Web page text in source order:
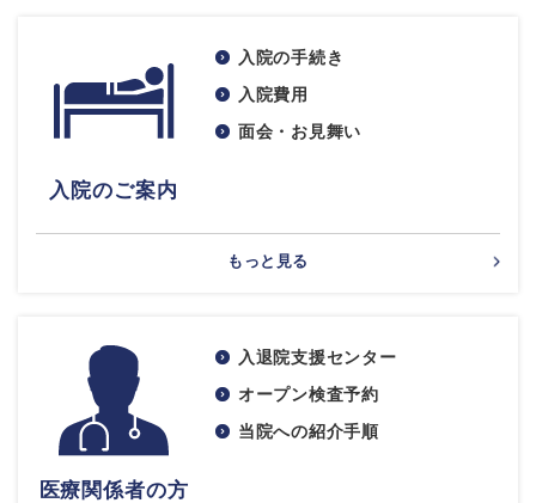
入院のご案内
入院の手続き
入院費用
面会・お見舞い
もっと見る
医療関係者の方
入退院支援センター
オープン検査予約
当院への紹介手順